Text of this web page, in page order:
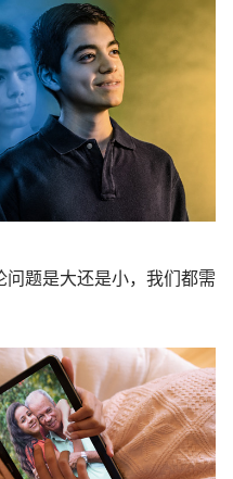
题是大还是小，我们都需